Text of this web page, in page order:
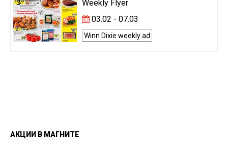
Weekly Flyer
03.02 - 07.03
Winn Dixie weekly ad
АКЦИИ В МАГНИТЕ